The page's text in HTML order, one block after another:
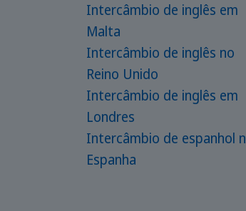
Intercâmbio de inglês em
Malta
Intercâmbio de inglês no
Reino Unido
Intercâmbio de inglês em
Londres
Intercâmbio de espanhol
Espanha